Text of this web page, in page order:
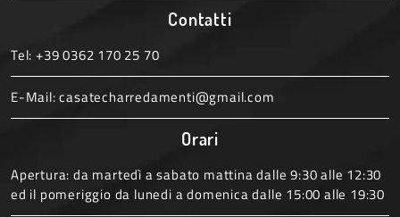
Contatti
Tel: +39 0362 170 25 70
E-Mail:casatecharredamenti@gmail.com
Orari
Apertura: da martedì a sabato mattina dalle 9:30 alle 12:30
ed il pomeriggio da lunedi a domenica dalle 15:00 alle 19:30